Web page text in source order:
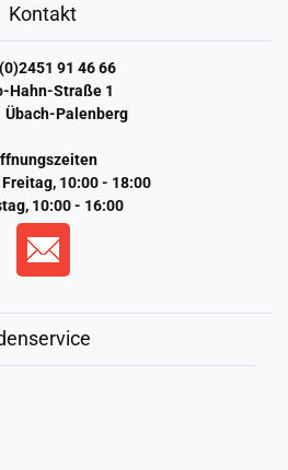
Kontakt
91 46 66
Hahn-Straße 1
Übach-Palenberg
10:00 - 18:00
10:00 - 16:00